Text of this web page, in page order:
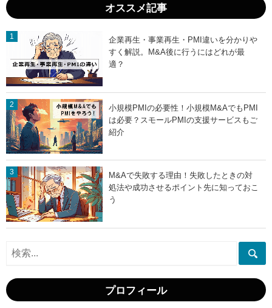
オススメ記事
企業再生・事業再生・PMI違いを分かりや
すく解説。M&A後に行うにはどれが最
適？
小規模PMIの必要性！小規模M&AでもPMI
は必要？スモールPMIの支援サービスもご
紹介
M&Aで失敗する理由！失敗したときの対
処法や成功させるポイント先に知っておこ
う
プロフィール